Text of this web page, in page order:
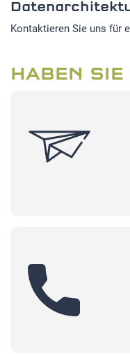
Kontaktieren Sie uns für
HABEN SIE